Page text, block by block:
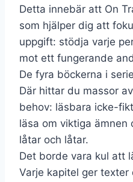
Detta innebär att On
som hjälper dig att
uppgift: stödja varje
mot ett fungerande
De fyra böckerna i
Där hittar du massor
behov: läsbara icke-
läsa om viktiga ämnen
låtar och låtar.
Det borde vara kul att
Varje kapitel ger